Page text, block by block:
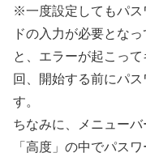
※一度設定してもパス
ドの入力が必要とな
と、エラーが起こっ
回、開始する前にパ
す。
ちなみに、メニュー
「高度」の中でパス